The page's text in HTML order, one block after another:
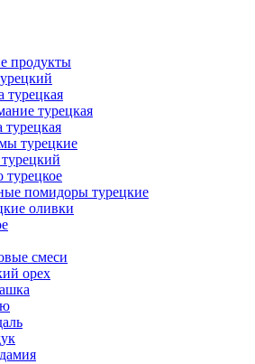
продукты
турецкая
турецкая
турецкая
турецкие
турецкое
помидоры турецкие
оливки
смеси
орех